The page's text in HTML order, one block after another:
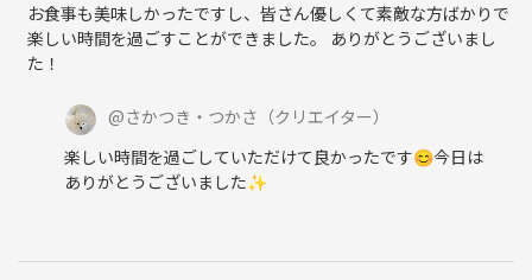
お食事も美味しかったですし、皆さん優しくて素敵な方ばかりで
楽しい時間を過ごすことができました。 ありがとうございまし
た！
@さかつき・つかさ （クリエイター）
楽しい時間を過ごしていただけて良かったです😊今日は
ありがとうございました✨